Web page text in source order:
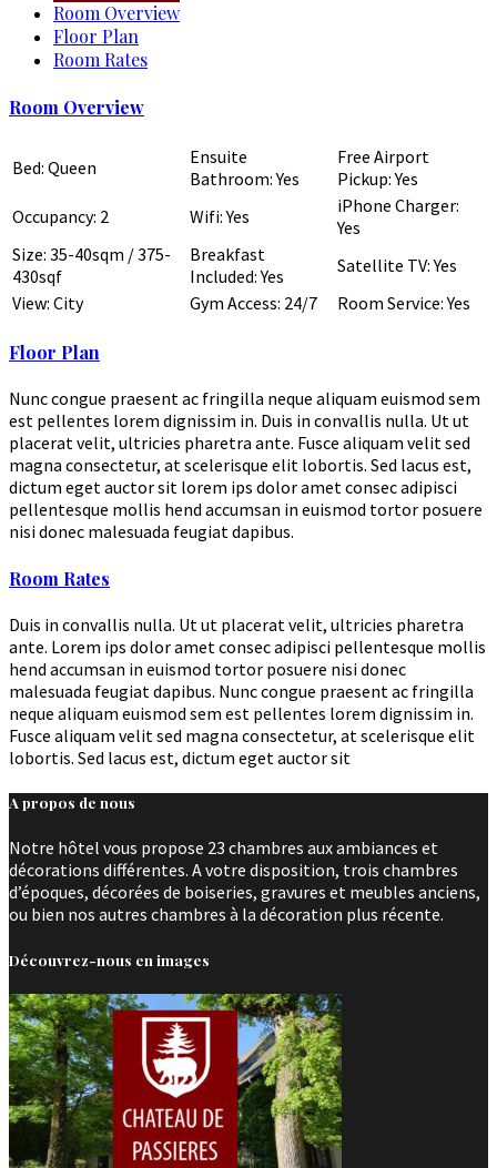
Room Overview
Floor Plan
Room Rates
Room Overview
Bed: Queen
Ensuite
Bathroom: Yes
Free Airport
Pickup: Yes
Occupancy: 2
Wifi: Yes
iPhone Charger:
Yes
Size: 35-40sqm / 375-
430sqf
Breakfast
Included: Yes
Satellite TV: Yes
View: City
Gym Access: 24/7 Room Service: Yes
Floor Plan
Nunc congue praesent ac fringilla neque aliquam euismod sem
est pellentes lorem dignissim in. Duis in convallis nulla. Ut ut
placerat velit, ultricies pharetra ante. Fusce aliquam velit sed
magna consectetur, at scelerisque elit lobortis. Sed lacus est,
dictum eget auctor sit lorem ips dolor amet consec adipisci
pellentesque mollis hend accumsan in euismod tortor posuere
nisi donec malesuada feugiat dapibus.
Room Rates
Duis in convallis nulla. Ut ut placerat velit, ultricies pharetra
ante. Lorem ips dolor amet consec adipisci pellentesque mollis
hend accumsan in euismod tortor posuere nisi donec
malesuada feugiat dapibus. Nunc congue praesent ac fringilla
neque aliquam euismod sem est pellentes lorem dignissim in.
Fusce aliquam velit sed magna consectetur, at scelerisque elit
lobortis. Sed lacus est, dictum eget auctor sit
A propos de nous
Notre hôtel vous propose 23 chambres aux ambiances et
décorations différentes. A votre disposition, trois chambres
d’époques, décorées de boiseries, gravures et meubles anciens,
ou bien nos autres chambres à la décoration plus récente.
Découvrez-nous en images